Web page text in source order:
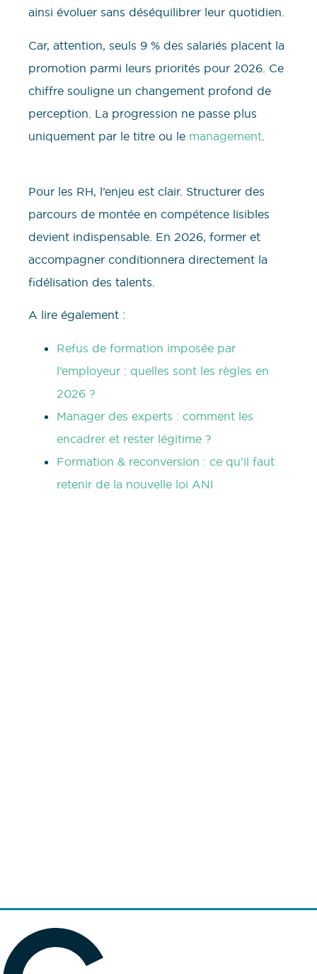
ainsi évoluer sans déséquilibrer leur quotidien.
Car, attention, seuls 9 % des salariés placent la
promotion parmi leurs priorités pour 2026. Ce
chiffre souligne un changement profond de
perception. La progression ne passe plus
uniquement par le titre ou le management
Pour les RH, l’enjeu est clair. Structurer des
parcours de montée en compétence lisibles
devient indispensable. En 2026, former et
accompagner conditionnera directement la
fidélisation des talents.
A lire également :
Refus de formation imposée par
l’employeur : quelles sont les règles en
2026 ?
Manager des experts : comment les
encadrer et rester légitime ?
Formation & reconversion : ce qu’il faut
retenir de la nouvelle loi ANI